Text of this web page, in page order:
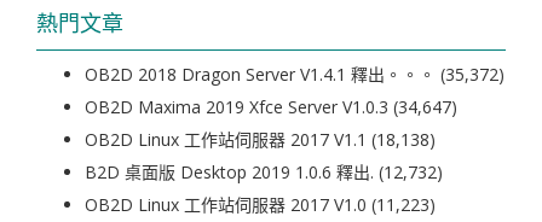
熱門文章
OB2D 2018 Dragon Server V1.4.1 釋出。。。 (35,372)
OB2D Maxima 2019 Xfce Server V1.0.3 (34,647)
OB2D Linux 工作站伺服器 2017 V1.1 (18,138)
B2D 桌面版 Desktop 2019 1.0.6 釋出. (12,732)
OB2D Linux 工作站伺服器 2017 V1.0 (11,223)